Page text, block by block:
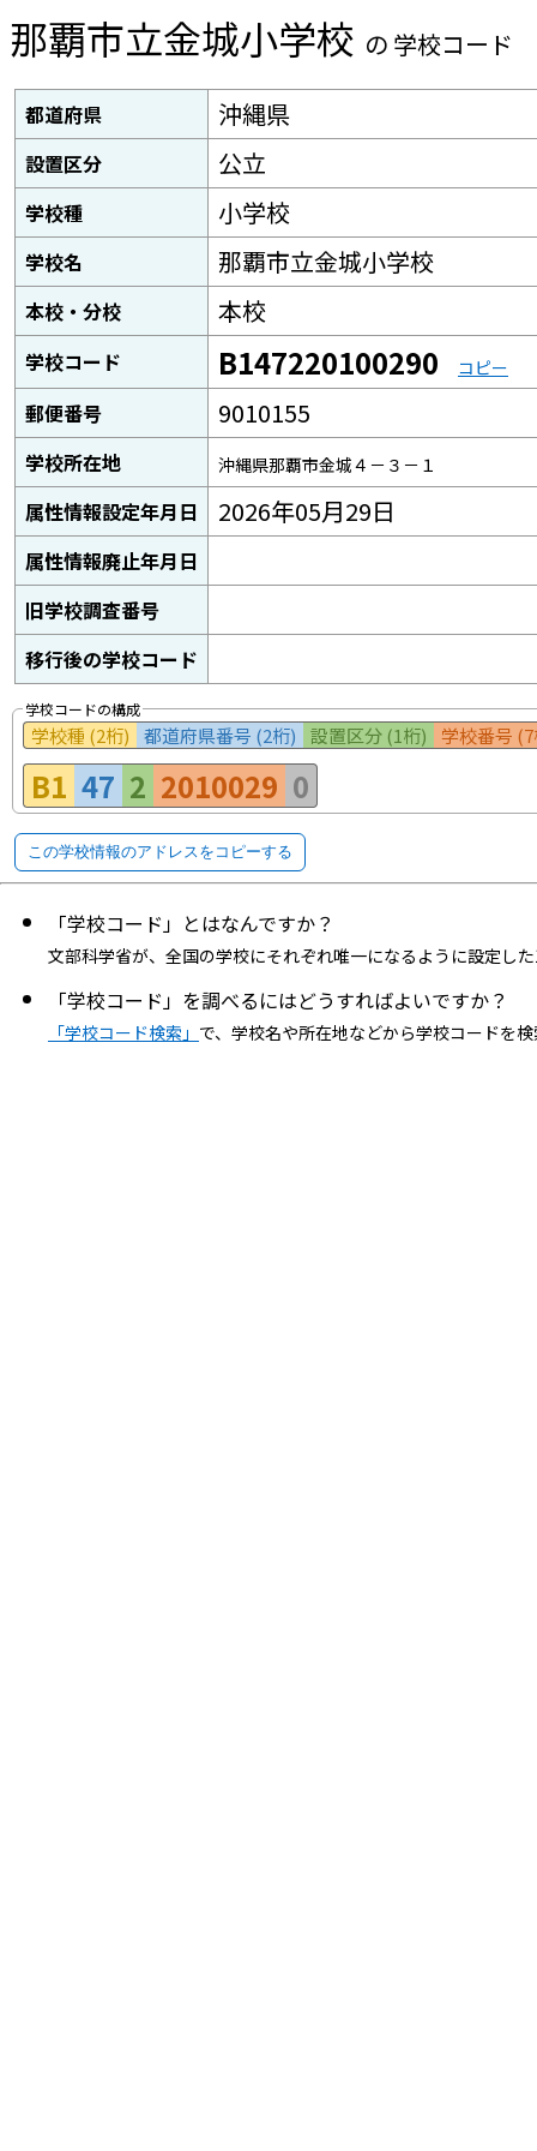
那覇市立金城小学校 の 学校コード
都道府県 沖縄県
設置区分 公立
学校種 小学校
学校名 那覇市立金城小学校
本校・分校 本校
学校コード B147220100290 コピー
郵便番号 9010155
学校所在地 沖縄県那覇市金城４－３－１
属性情報設定年月日 2026年05月29日
属性情報廃止年月日
旧学校調査番号
移行後の学校コード
学校コードの構成
学校種 (2桁) 都道府県番号 (2桁) 設置区分 (1桁) 学校番号
B1 47 2 2010029 0
この学校情報のアドレスをコピーする
「学校コード」とはなんですか？
文部科学省が、全国の学校にそれぞれ唯一になるように設定し
「学校コード」を調べるにはどうすればよいですか？
「学校コード検索」 で、学校名や所在地などから学校コードを